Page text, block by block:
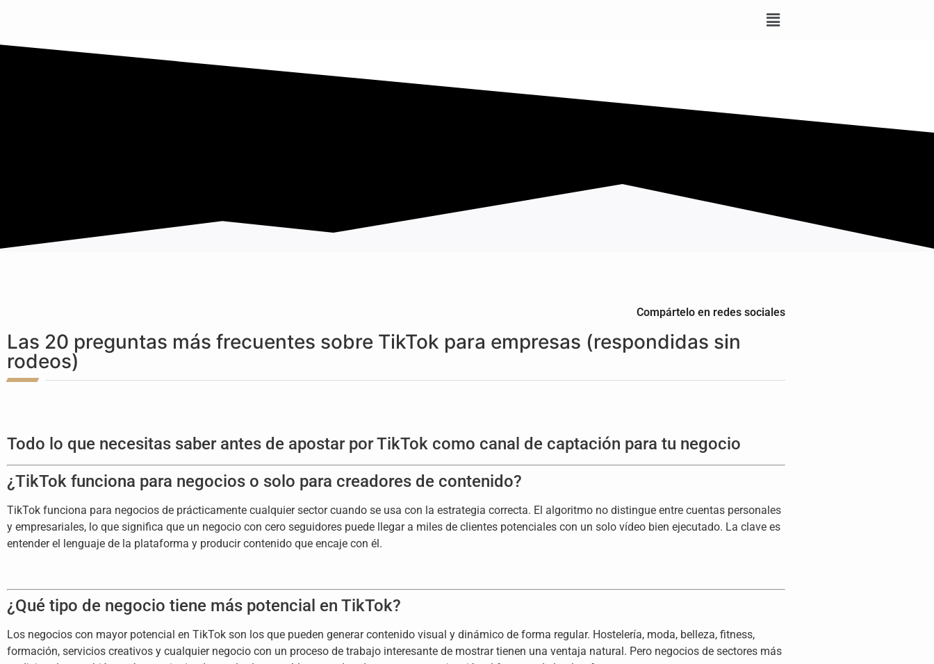
Compártelo en redes sociales
Las 20 preguntas más frecuentes sobre TikTok para empresas (respondidas sin
rodeos)
Todo lo que necesitas saber antes de apostar por TikTok como canal de captación para tu negocio
¿TikTok funciona para negocios o solo para creadores de contenido?
TikTok funciona para negocios de prácticamente cualquier sector cuando se usa con la estrategia correcta. El algoritmo no distingue entre cuentas personales
y empresariales, lo que significa que un negocio con cero seguidores puede llegar a miles de clientes potenciales con un solo vídeo bien ejecutado. La clave es
entender el lenguaje de la plataforma y producir contenido que encaje con él.
¿Qué tipo de negocio tiene más potencial en TikTok?
Los negocios con mayor potencial en TikTok son los que pueden generar contenido visual y dinámico de forma regular. Hostelería, moda, belleza, fitness,
formación, servicios creativos y cualquier negocio con un proceso de trabajo interesante de mostrar tienen una ventaja natural. Pero negocios de sectores más